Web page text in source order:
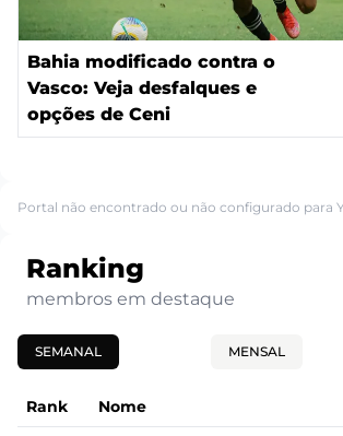
Bahia modificado contra o
Vasco: Veja desfalques e
opções de Ceni
Portal não encontrado ou não configurado para
Ranking
membros em destaque
SEMANAL MENSAL
Rank Nome